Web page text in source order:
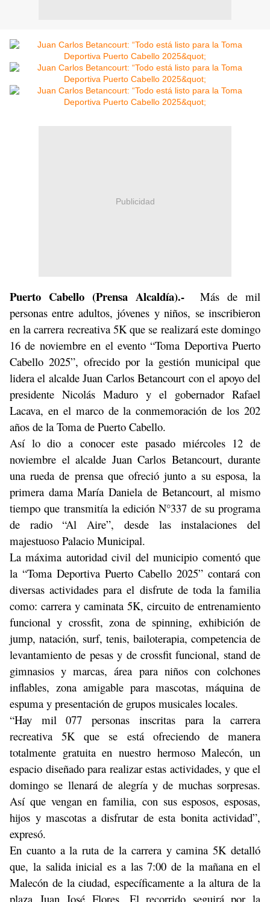
Publicidad
Puerto Cabello (Prensa Alcaldía).-Más de mil
personas entre adultos, jóvenes y niños, se inscribieron
en la carrera recreativa 5K que se realizará este domingo
16 de noviembre en el evento “Toma Deportiva Puerto
Cabello 2025”, ofrecido por la gestión municipal que
lidera el alcalde Juan Carlos Betancourt con el apoyo del
presidente Nicolás Maduro y el gobernador Rafael
Lacava, en el marco de la conmemoración de los 202
años de la Toma de Puerto Cabello.
Así lo dio a conocer este pasado miércoles 12 de
noviembre el alcalde Juan Carlos Betancourt, durante
una rueda de prensa que ofreció junto a su esposa, la
primera dama María Daniela de Betancourt, al mismo
tiempo que transmitía la edición N°337 de su programa
de radio “Al Aire”, desde las instalaciones del
majestuoso Palacio Municipal.
La máxima autoridad civil del municipio comentó que
la “Toma Deportiva Puerto Cabello 2025” contará con
diversas actividades para el disfrute de toda la familia
como: carrera y caminata 5K, circuito de entrenamiento
funcional y crossfit, zona de spinning, exhibición de
jump, natación, surf, tenis, bailoterapia, competencia de
levantamiento de pesas y de crossfit funcional, stand de
gimnasios y marcas, área para niños con colchones
inflables, zona amigable para mascotas, máquina de
espuma y presentación de grupos musicales locales.
“Hay mil 077 personas inscritas para la carrera
recreativa 5K que se está ofreciendo de manera
totalmente gratuita en nuestro hermoso Malecón, un
espacio diseñado para realizar estas actividades, y que el
domingo se llenará de alegría y de muchas sorpresas.
Así que vengan en familia, con sus esposos, esposas,
hijos y mascotas a disfrutar de esta bonita actividad”,
expresó.
En cuanto a la ruta de la carrera y camina 5K detalló
que, la salida inicial es a las 7:00 de la mañana en el
Malecón de la ciudad, específicamente a la altura de la
plaza Juan José Flores. El recorrido seguirá por la